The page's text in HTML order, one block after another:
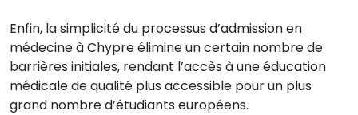
Enfin, la simplicité du processus d’admission en
médecine à Chypre élimine un certain nombre de
barrières initiales, rendant l’accès à une éducation
médicale de qualité plus accessible pour un plus
grand nombre d’étudiants européens.